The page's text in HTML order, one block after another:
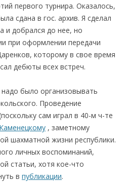
первого турнира. Оказалось,
сдана в гос. архив. Я сделал
и добрался до нее, но
при оформлении передачи
которому в свое время
дебюты всех встреч.
было организовывать
Проведение
сам играл в 40-м ч-те
, заметному
шахматной жизни республики.
личных воспоминаний,
статьи, хотя кое-что
в публикации.